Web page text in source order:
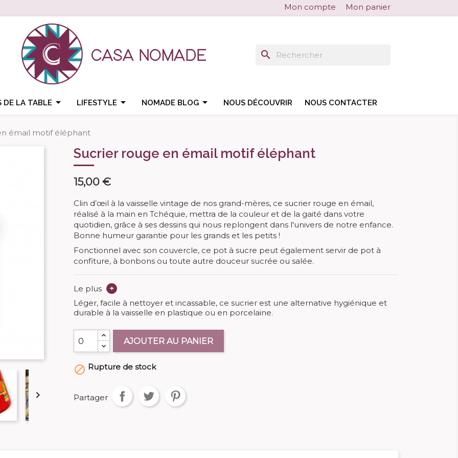
Mon compte Mon panier
search

DE LA TABLE 
LIFESTYLE 
NOMADE BLOG NOUS DÉCOUVRIR NOUS CONTACTER
search
émail motif éléphant

Sucrier rouge en émail motif éléphant
15,00 €
Clin d’œil à la vaisselle vintage de nos grand-mères, ce sucrier rouge en émail,
réalisé à la main en Tchéquie, mettra de la couleur et de la gaité dans votre
quotidien, grâce à ses dessins qui nous replongent dans l'univers de notre enfance.
Bonne humeur garantie pour les grands et les petits !
Fonctionnel avec son couvercle, ce pot à sucre peut également servir de pot à
confiture, à bonbons ou toute autre douceur sucrée ou salée.
Le plus
+
Léger, facile à nettoyer et incassable, ce sucrier est une alternative hygiénique et
durable à la vaisselle en plastique ou en porcelaine.
AJOUTER AU PANIER
 Rupture de stock
Partager